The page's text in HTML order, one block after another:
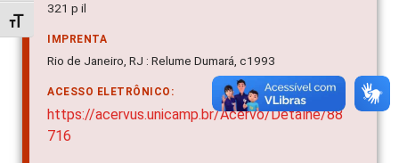
Alternar tamanho da fonte
321 p il
IMPRENTA
Rio de Janeiro, RJ : Relume Dumará, c1993
ACESSO ELETRÔNICO:
https://acervus.unicamp.br/Acervo/Detalhe/88
716